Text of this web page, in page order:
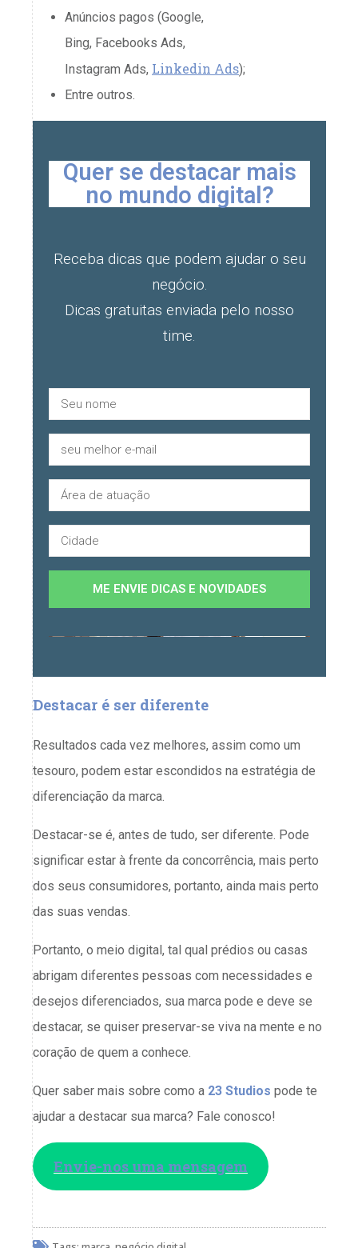
Anúncios pagos (Google,
Bing, Facebooks Ads,
Instagram Ads, Linkedin Ads);
Entre outros.
Quer se destacar mais
no mundo digital?
Receba dicas que podem ajudar o seu
negócio.
Dicas gratuitas enviada pelo nosso
time.
ME ENVIE DICAS E NOVIDADES
Destacar é ser diferente
Resultados cada vez melhores, assim como um
tesouro, podem estar escondidos na estratégia de
diferenciação da marca.
Destacar-se é, antes de tudo, ser diferente. Pode
significar estar à frente da concorrência, mais perto
dos seus consumidores, portanto, ainda mais perto
das suas vendas.
Portanto, o meio digital, tal qual prédios ou casas
abrigam diferentes pessoas com necessidades e
desejos diferenciados, sua marca pode e deve se
destacar, se quiser preservar-se viva na mente e no
coração de quem a conhece.
Quer saber mais sobre como a 23 Studios pode te
ajudar a destacar sua marca? Fale conosco!
Envie-nos uma mensagem